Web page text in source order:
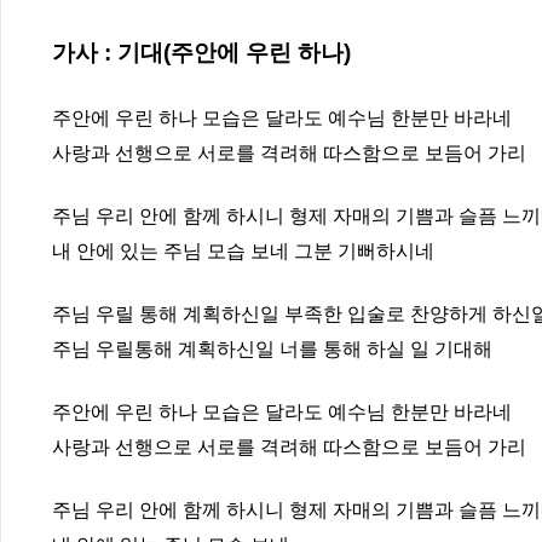
가사 : 기대(주안에 우린 하나)
주안에 우린 하나 모습은 달라도 예수님 한분만 바라네
사랑과 선행으로 서로를 격려해 따스함으로 보듬어 가리
주님 우리 안에 함께 하시니 형제 자매의 기쁨과 슬픔 느끼
내 안에 있는 주님 모습 보네 그분 기뻐하시네
주님 우릴 통해 계획하신일 부족한 입술로 찬양하게 하신
주님 우릴통해 계획하신일 너를 통해 하실 일 기대해
주안에 우린 하나 모습은 달라도 예수님 한분만 바라네
사랑과 선행으로 서로를 격려해 따스함으로 보듬어 가리
주님 우리 안에 함께 하시니 형제 자매의 기쁨과 슬픔 느끼